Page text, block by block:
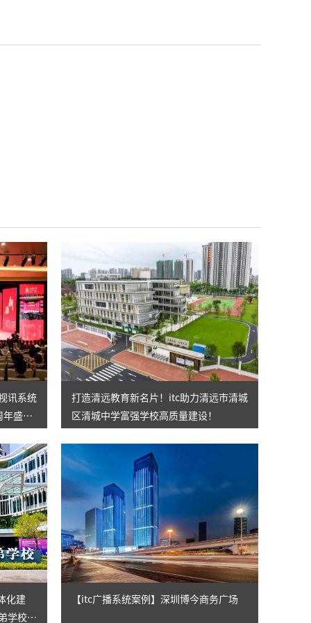
讯系统
年盛
打造清远教育新名片！itc助力清远市清城
区清城中学富强学校高质量建设！
化建
学校高
【itc广播系统案例】深圳博今商务广场